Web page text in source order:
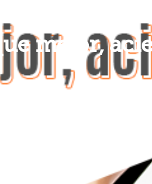
mejor,